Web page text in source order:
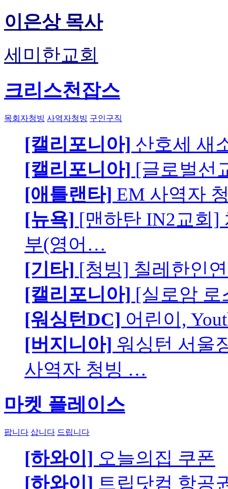
이은상 목사
세미한교회
크리스천잡스
목회자청빙 사역자청빙 구인구직
[캘리포니아] 산호세 새
[캘리포니아] [글로벌선
[애틀랜타] EM 사역자
[뉴욕] [맨하탄 IN2교회]
부(영어…
[기타] [청빙] 칠레한인
[캘리포니아] [실로암 로
[워싱턴DC] 어린이,
[버지니아] 워싱턴 서울
사역자 청빙 …
마켓 플레이스
팝니다 삽니다 드립니다
[하와이] 오늘의집 쿠폰
[하와이] 트립닷컴 항공